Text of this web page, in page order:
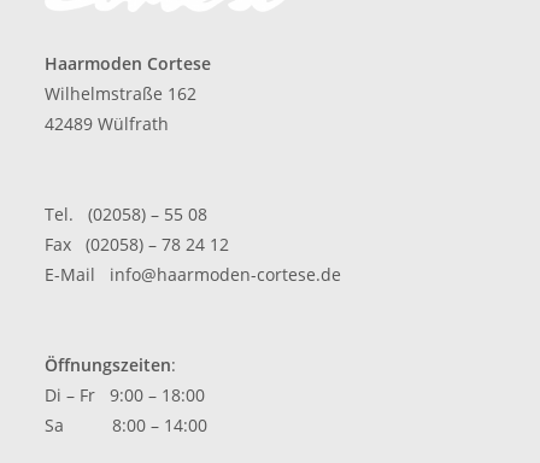
Haarmoden Cortese
Wilhelmstraße 162
42489 Wülfrath
Tel. (02058) – 55 08
Fax (02058) – 78 24 12
E-Mail info@haarmoden-cortese.de
Öffnungszeiten:
Di – Fr 9:00 – 18:00
Sa 8:00 – 14:00